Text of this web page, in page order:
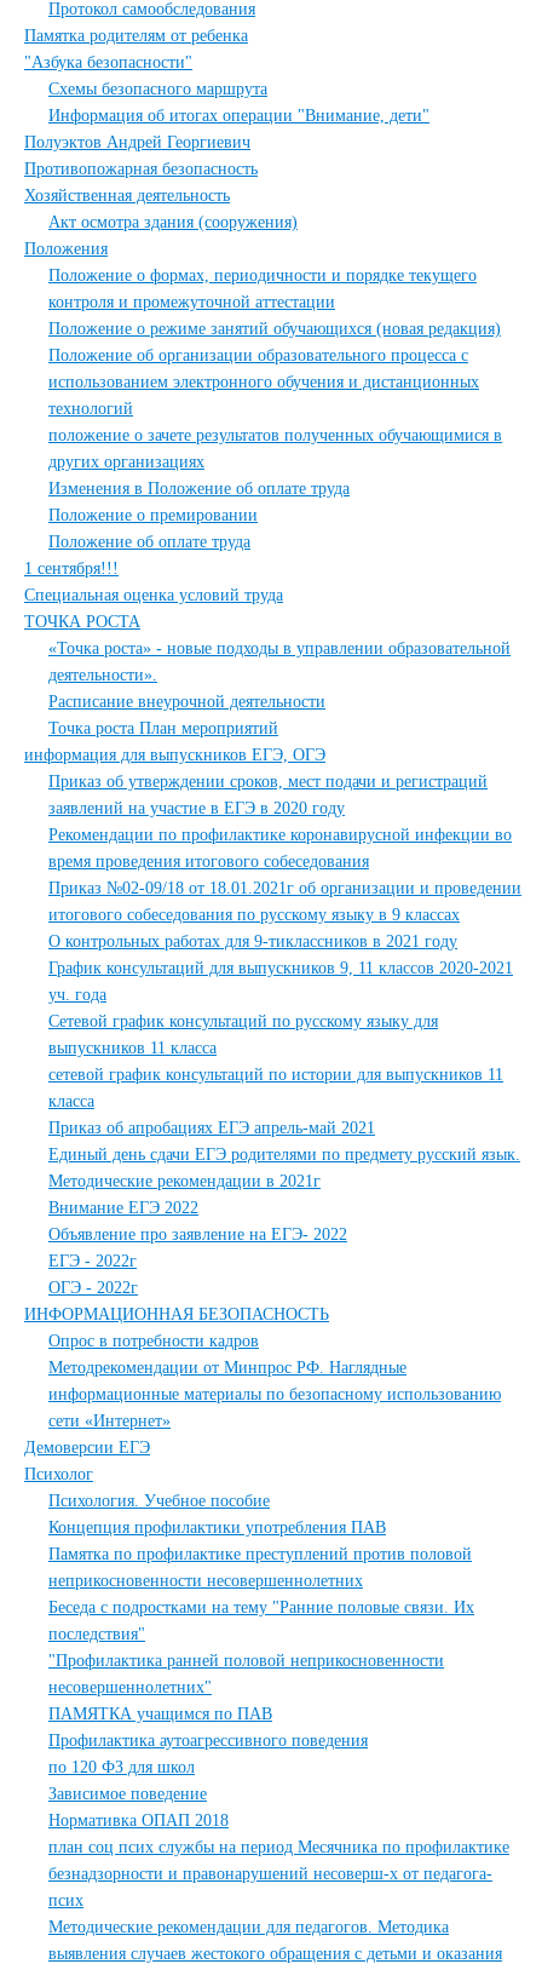
Протокол самообследования
Памятка родителям от ребенка
"Азбука безопасности"
Схемы безопасного маршрута
Информация об итогах операции "Внимание, дети"
Полуэктов Андрей Георгиевич
Противопожарная безопасность
Хозяйственная деятельность
Акт осмотра здания (сооружения)
Положения
Положение о формах, периодичности и порядке текущего
контроля и промежуточной аттестации
Положение о режиме занятий обучающихся (новая редакция)
Положение об организации образовательного процесса с
использованием электронного обучения и дистанционных
технологий
положение о зачете результатов полученных обучающимися в
других организациях
Изменения в Положение об оплате труда
Положение о премировании
Положение об оплате труда
1 сентября!!!
Специальная оценка условий труда
ТОЧКА РОСТА
«Точка роста» - новые подходы в управлении образовательной
деятельности».
Расписание внеурочной деятельности
Точка роста План мероприятий
информация для выпускников ЕГЭ, ОГЭ
Приказ об утверждении сроков, мест подачи и регистраций
заявлений на участие в ЕГЭ в 2020 году
Рекомендации по профилактике коронавирусной инфекции во
время проведения итогового собеседования
Приказ №02-09/18 от 18.01.2021г об организации и проведении
итогового собеседования по русскому языку в 9 классах
О контрольных работах для 9-тиклассников в 2021 году
График консультаций для выпускников 9, 11 классов 2020-2021
уч. года
Сетевой график консультаций по русскому языку для
выпускников 11 класса
сетевой график консультаций по истории для выпускников 11
класса
Приказ об апробациях ЕГЭ апрель-май 2021
Единый день сдачи ЕГЭ родителями по предмету русский язык.
Методические рекомендации в 2021г
Внимание ЕГЭ 2022
Объявление про заявление на ЕГЭ- 2022
ЕГЭ - 2022г
ОГЭ - 2022г
ИНФОРМАЦИОННАЯ БЕЗОПАСНОСТЬ
Опрос в потребности кадров
Методрекомендации от Минпрос РФ. Наглядные
информационные материалы по безопасному использованию
сети «Интернет»
Демоверсии ЕГЭ
Психолог
Психология. Учебное пособие
Концепция профилактики употребления ПАВ
Памятка по профилактике преступлений против половой
неприкосновенности несовершеннолетних
Беседа с подростками на тему "Ранние половые связи. Их
последствия"
"Профилактика ранней половой неприкосновенности
несовершеннолетних"
ПАМЯТКА учащимся по ПАВ
Профилактика аутоагрессивного поведения
по 120 ФЗ для школ
Зависимое поведение
Нормативка ОПАП 2018
план соц псих службы на период Месячника по профилактике
безнадзорности и правонарушений несоверш-х от педагога-
псих
Методические рекомендации для педагогов. Методика
выявления случаев жестокого обращения с детьми и оказания